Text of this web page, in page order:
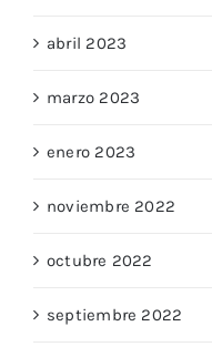
abril 2023
marzo 2023
enero 2023
noviembre 2022
octubre 2022
septiembre 2022